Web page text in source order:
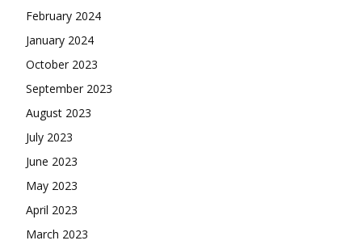
February 2024
January 2024
October 2023
September 2023
August 2023
July 2023
June 2023
May 2023
April 2023
March 2023